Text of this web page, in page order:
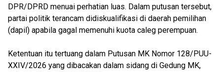
DPR/DPRD menuai perhatian luas. Dalam putusan tersebut,
partai politik terancam didiskualifikasi di daerah pemilihan
(dapil) apabila gagal memenuhi kuota caleg perempuan.
Ketentuan itu tertuang dalam Putusan MK Nomor 128/PUU-
XXIV/2026 yang dibacakan dalam sidang di Gedung MK,